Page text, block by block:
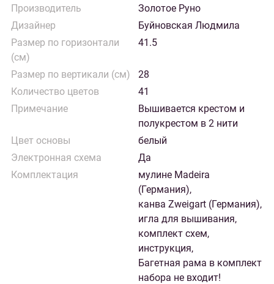
Производитель
Золотое Руно
Дизайнер
Буйновская Людмила
Размер по горизонтали
(см)
41.5
Размер по вертикали (см)
28
Количество цветов
41
Примечание
Вышивается крестом и
полукрестом в 2 нити
Цвет основы
белый
Электронная схема
Да
Комплектация
мулине Madeira
(Германия),
канва Zweigart (Германия),
игла для вышивания,
комплект схем,
инструкция,
Багетная рама в комплект
набора не входит!